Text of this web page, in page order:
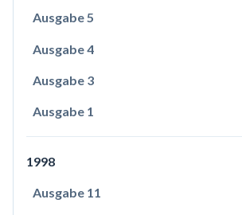
Ausgabe 5
Ausgabe 4
Ausgabe 3
Ausgabe 1
1998
Ausgabe 11